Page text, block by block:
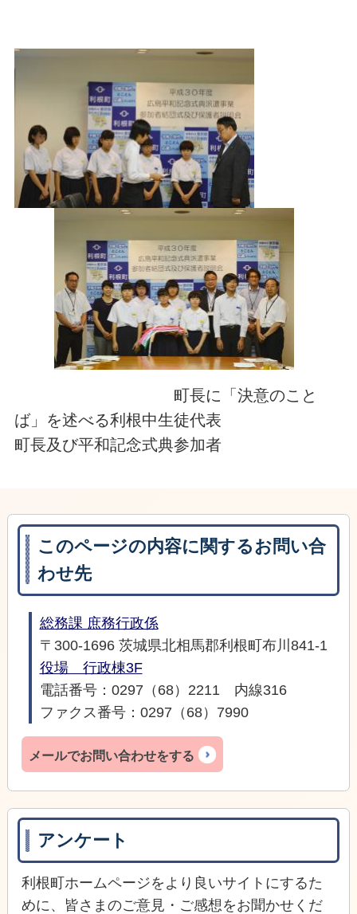
町長に「決意のこと
ば」を述べる利根中生徒代表
町長及び平和記念式典参加者
このページの内容に関するお問い合
わせ先
総務課 庶務行政係
〒300-1696 茨城県北相馬郡利根町布川841-1
役場 行政棟3F
電話番号：0297（68）2211 内線316
ファクス番号：0297（68）7990
メールでお問い合わせをする
アンケート
利根町ホームページをより良いサイトにするた
めに、皆さまのご意見・ご感想をお聞かせくだ